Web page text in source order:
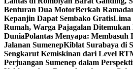
Benturan Dua MotorBerkah
Kepanjin Dapat Sembako GratisLima
Rumah, Warga Pajagalan Ditemukan
DuniaPolantas Menyapa: Membasuh
Jalanan SumenepKiblat Surabaya di
Sengkarut Kemiskinan dari Level RT
Perjuangan Sumenep dalam